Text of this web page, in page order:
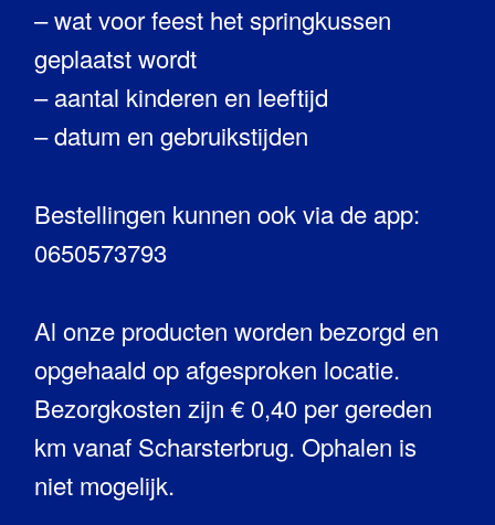
– wat voor feest het springkussen
geplaatst wordt
– aantal kinderen en leeftijd
– datum en gebruikstijden
Bestellingen kunnen ook via de app:
0650573793
Al onze producten worden bezorgd en
opgehaald op afgesproken locatie.
Bezorgkosten zijn € 0,40 per gereden
km vanaf Scharsterbrug. Ophalen is
niet mogelijk.